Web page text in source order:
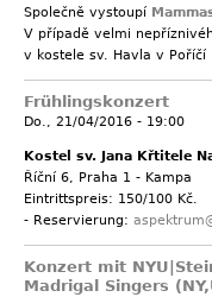
Společně vystoupí
V případě velmi
v kostele sv. Havla v Poříčí
Frühlingskonzert
Do., 21/04/2016 - 19:00
Kostel sv. Jana Křtitele
Říční 6, Praha 1 - Kampa
Eintrittspreis: 150/100 Kč.
- Reservierung:
Konzert mit
Madrigal Singers